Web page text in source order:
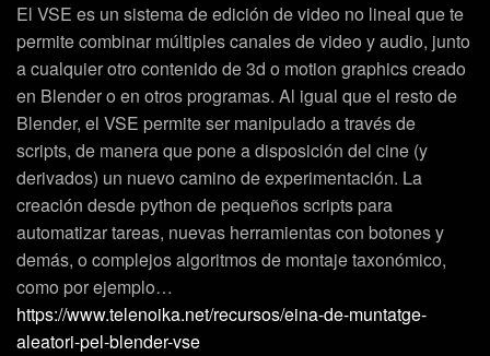
El VSE es un sistema de edición de video no lineal que te
permite combinar múltiples canales de video y audio, junto
a cualquier otro contenido de 3d o motion graphics creado
en Blender o en otros programas. Al igual que el resto de
Blender, el VSE permite ser manipulado a través de
scripts, de manera que pone a disposición del cine (y
derivados) un nuevo camino de experimentación. La
creación desde python de pequeños scripts para
automatizar tareas, nuevas herramientas con botones y
demás, o complejos algoritmos de montaje taxonómico,
como por ejemplo…
https://www.telenoika.net/recursos/eina-de-muntatge-
aleatori-pel-blender-vse